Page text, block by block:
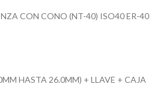
CON CONO (NT-40) ISO40 ER-40
HASTA 26.0MM) + LLAVE + CAJA